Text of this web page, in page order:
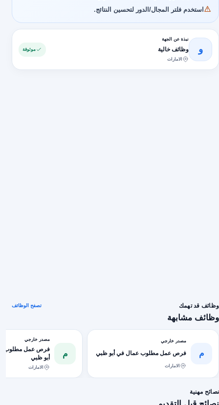
استخدم فلتر المجال/الدور لتحسين النتائج.
و
نبذة عن الجهة
وظائف خالية
الامارات
موثوقة
وظائف قد تهمك
وظائف مشابهة
تصفح الوظائف
م
مصدر خارجي
فرص عمل مطلوب عمال في أبو ظبي
الامارات
م
مصدر خارجي
فرص عمل مطلوب
أبو ظبي
الامارات
نصائح مهنية